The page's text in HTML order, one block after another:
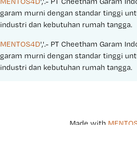
garam murni dengan standar tinggi
industri dan kebutuhan rumah tangga.
MENTOS4D','.- PT Cheetham Garam
garam murni dengan standar tinggi
industri dan kebutuhan rumah tangga.
Made with